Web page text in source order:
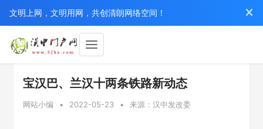
文明上网，文明用网，共创清朗网络空间！
宝汉巴、兰汉十两条铁路新动态
网站小编 • 2022-05-23 • 来源：汉中发改委